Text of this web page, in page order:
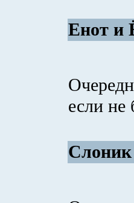
Енот и
если не
Слоник